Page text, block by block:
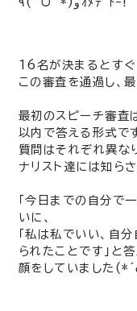
16名が決まるとすぐ
この審査を通過し、
最初のスピーチ審査
以内で答える形式です
質問はそれぞれ異な
ナリスト達には知
「今日までの自分で
いに、
「私は私でいい、自
られたことです」と
顔をしていました